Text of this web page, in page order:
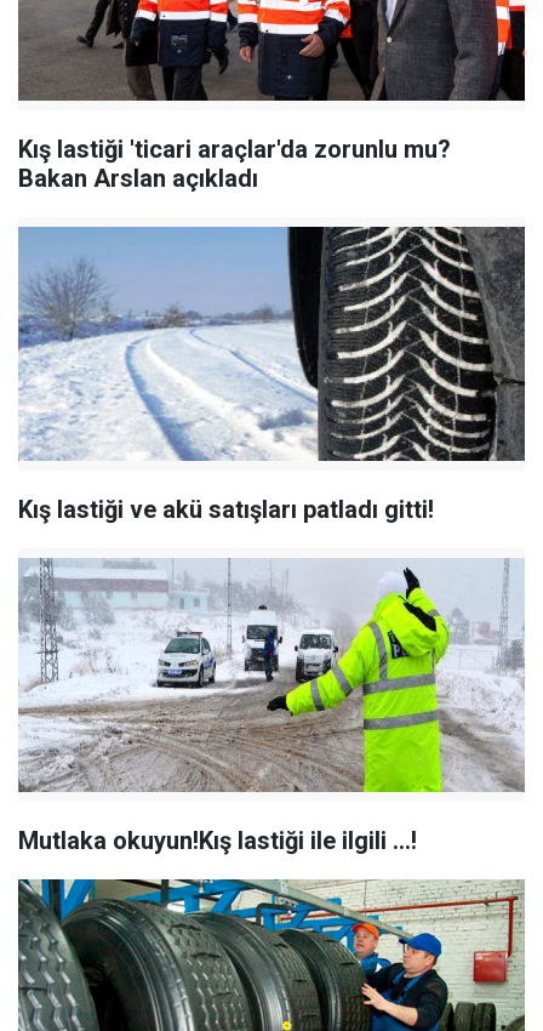
Kış lastiği 'ticari araçlar'da zorunlu mu?
Bakan Arslan açıkladı
Kış lastiği ve akü satışları patladı gitti!
Mutlaka okuyun!Kış lastiği ile ilgili ...!